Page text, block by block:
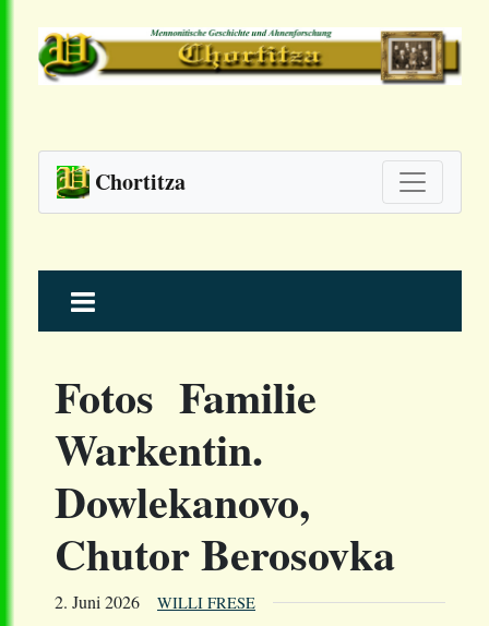
Chortitza
to
Fotos Familie
Warkentin.
Dowlekanovo,
Chutor Berosovka
2. Juni 2026 WILLI FRESE